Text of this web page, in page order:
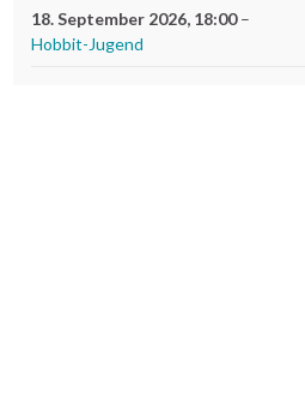
18. September 2026, 18:00–
Hobbit-Jugend